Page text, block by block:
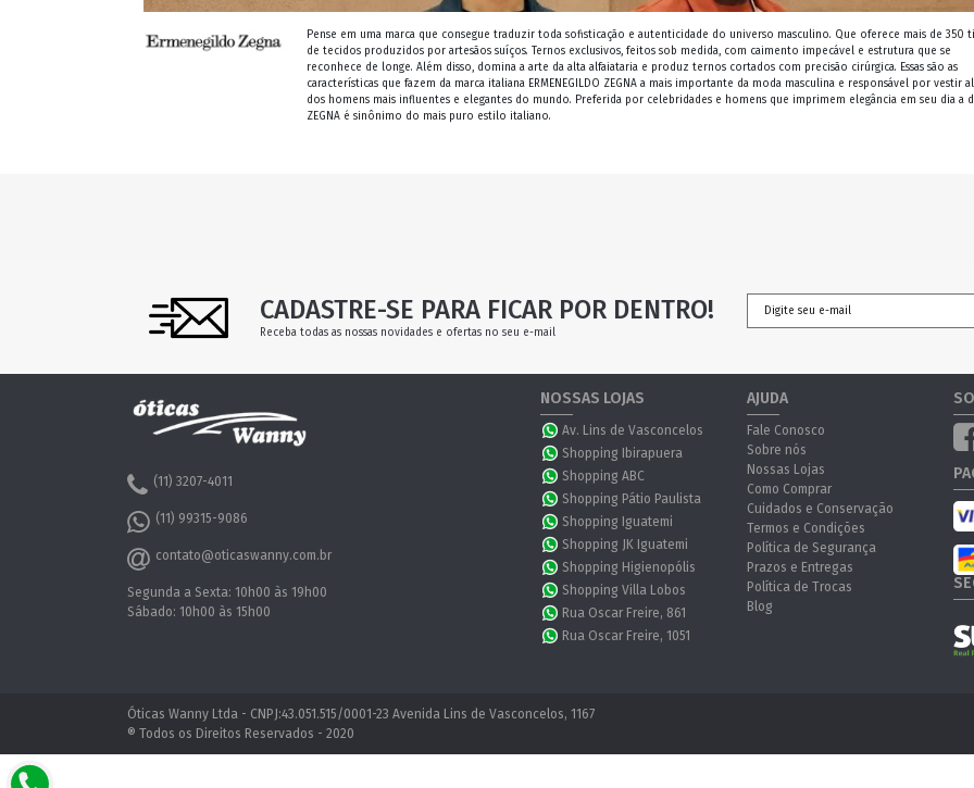
Pense em uma marca que consegue traduzir toda sofisticação e autenticidade do universo masculino. Que oferece mais de 350
de tecidos produzidos por artesãos suíços. Ternos exclusivos, feitos sob medida, com caimento impecável e estrutura que se
reconhece de longe. Além disso, domina a arte da alta alfaiataria e produz ternos cortados com precisão cirúrgica. Essas são as
características que fazem da marca italiana ERMENEGILDO ZEGNA a mais importante da moda masculina e responsável por vestir
dos homens mais influentes e elegantes do mundo. Preferida por celebridades e homens que imprimem elegância em seu dia a
ZEGNA é sinônimo do mais puro estilo italiano.
CADASTRE-SE PARA FICAR POR DENTRO!
Receba todas as nossas novidades e ofertas no seu e-mail
(11) 3207-4011
(11) 99315-9086
contato@oticaswanny.com.br
Segunda a Sexta: 10h00 às 19h00
Sábado: 10h00 às 15h00
NOSSAS LOJAS
Av. Lins de Vasconcelos
Shopping Ibirapuera
Shopping ABC
Shopping Pátio Paulista
Shopping Iguatemi
Shopping JK Iguatemi
Shopping Higienopólis
Shopping Villa Lobos
Rua Oscar Freire, 861
Rua Oscar Freire, 1051
AJUDA
Fale Conosco
Sobre nós
Nossas Lojas
Como Comprar
Cuidados e Conservação
Termos e Condições
Política de Segurança
Prazos e Entregas
Política de Trocas
Blog
Óticas Wanny Ltda - CNPJ:43.051.515/0001-23 Avenida Lins de Vasconcelos, 1167
® Todos os Direitos Reservados - 2020